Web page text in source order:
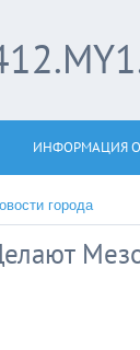
ИНФОРМАЦИЯ
города